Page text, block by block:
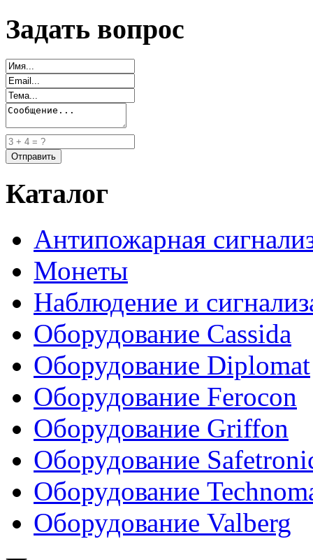
Задать вопрос
Каталог
Антипожарная
Монеты
Наблюдение и
Оборудование Cassida
Оборудование Diplomat
Оборудование Ferocon
Оборудование Griffon
Оборудование
Оборудование
Оборудование Valberg